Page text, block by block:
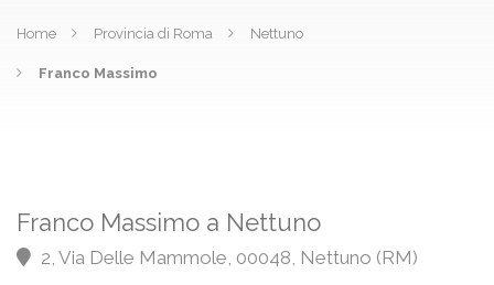
Home Provincia di Roma Nettuno
Franco Massimo
Franco Massimo a Nettuno
2, Via Delle Mammole, 00048, Nettuno (RM)